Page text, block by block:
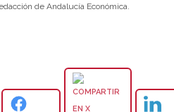
de Andalucía Económica.